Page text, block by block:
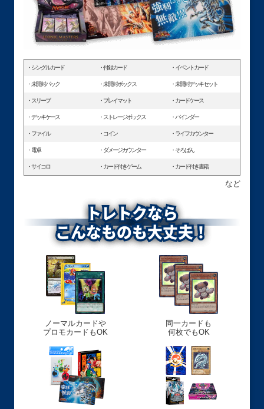
シングルカード 付録カード イベントカード
未開封パック 未開封ボックス 未開封デッキセット
スリーブ プレイマット カードケース
デッキケース ストレージボックス バインダー
ファイル コイン ライフカウンター
電卓 ダメージカウンター そろばん
サイコロ カード付きゲーム カード付き書籍
など
トレトクなら
こんなものも大丈夫！
ノーマルカードや
プロモカードもOK
同一カードも
何枚でもOK